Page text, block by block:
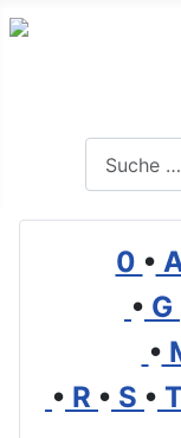
0 •
• G
•
• R • S •